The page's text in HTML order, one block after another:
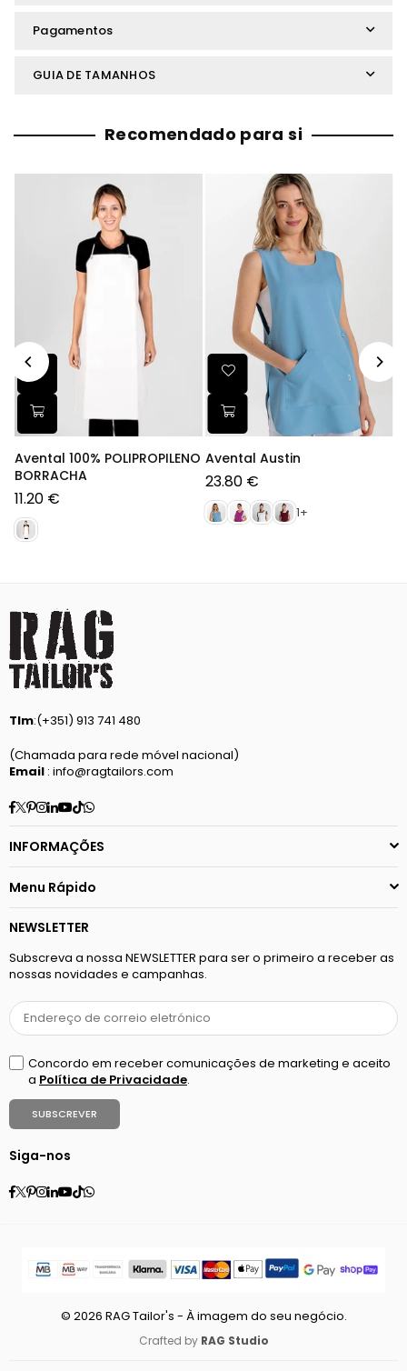
Pagamentos
GUIA DE TAMANHOS
Recomendado para si
Avental 100% POLIPROPILENO
BORRACHA
Preço
normal
11.20 €
Avental Austin
Preço
normal
23.80 €
1+
Tlm:(+351) 913 741 480
(Chamada para rede móvel nacional)
Email : info@ragtailors.com
Facebook
Twitter
Pinterest
Instagram
Linkedin
YouTube
TikTok
Whatsapp
INFORMAÇÕES
Menu Rápido
NEWSLETTER
Subscreva a nossa NEWSLETTER para ser o primeiro a receber as
nossas novidades e campanhas.
Concordo em receber comunicações de marketing e aceito
a Política de Privacidade.
SUBSCREVER
Siga-nos
Facebook
Twitter
Pinterest
Instagram
Linkedin
YouTube
TikTok
Whatsapp
© 2026 RAG Tailor's - À imagem do seu negócio.
Crafted by RAG Studio